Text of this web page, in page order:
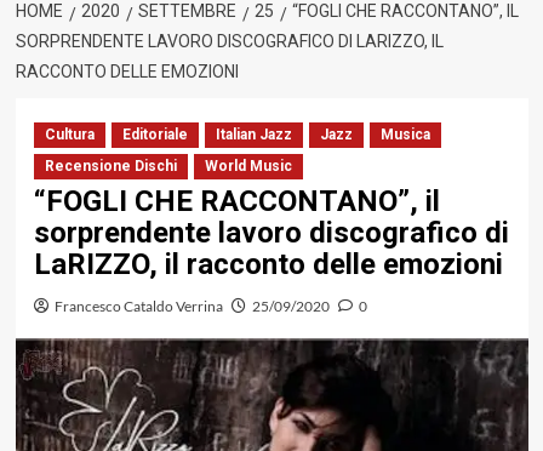
HOME 2020 SETTEMBRE 25
“FOGLI CHE RACCONTANO”, IL
SORPRENDENTE LAVORO DISCOGRAFICO DI LARIZZO, IL
RACCONTO DELLE EMOZIONI
Cultura Editoriale Italian Jazz Jazz
Musica
Recensione Dischi
World Music
“FOGLI CHE RACCONTANO”, il
sorprendente lavoro discografico di
LaRIZZO, il racconto delle emozioni
Francesco Cataldo Verrina 25/09/2020 0